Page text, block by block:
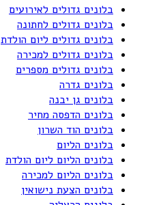
בלונים גדולים לאירועים
בלונים גדולים לחתונה
בלונים גדולים ליום הולדת
בלונים גדולים למכירה
בלונים גדולים מספרים
בלונים גדרה
בלונים גן יבנה
בלונים הדפסה מחיר
בלונים הוד השרון
בלונים הליום
בלונים הליום ליום הולדת
בלונים הליום למכירה
בלונים הצעת נישואין